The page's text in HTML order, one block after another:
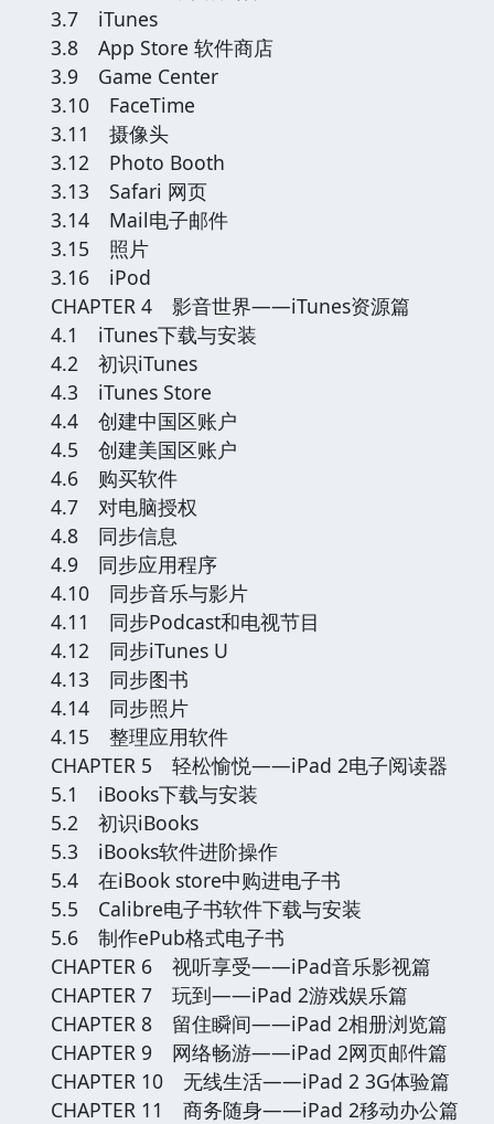
3.7 iTunes
3.8 App Store 软件商店
3.9 Game Center
3.10 FaceTime
3.11 摄像头
3.12 Photo Booth
3.13 Safari 网页
3.14 Mail电子邮件
3.15 照片
3.16 iPod
CHAPTER 4 影音世界——iTunes资源篇
4.1 iTunes下载与安装
4.2 初识iTunes
4.3 iTunes Store
4.4 创建中国区账户
4.5 创建美国区账户
4.6 购买软件
4.7 对电脑授权
4.8 同步信息
4.9 同步应用程序
4.10 同步音乐与影片
4.11 同步Podcast和电视节目
4.12 同步iTunes U
4.13 同步图书
4.14 同步照片
4.15 整理应用软件
CHAPTER 5 轻松愉悦——iPad 2电子阅读器
5.1 iBooks下载与安装
5.2 初识iBooks
5.3 iBooks软件进阶操作
5.4 在iBook store中购进电子书
5.5 Calibre电子书软件下载与安装
5.6 制作ePub格式电子书
CHAPTER 6 视听享受——iPad音乐影视篇
CHAPTER 7 玩到——iPad 2游戏娱乐篇
CHAPTER 8 留住瞬间——iPad 2相册浏览篇
CHAPTER 9 网络畅游——iPad 2网页邮件篇
CHAPTER 10 无线生活——iPad 2 3G体验篇
CHAPTER 11 商务随身——iPad 2移动办公篇